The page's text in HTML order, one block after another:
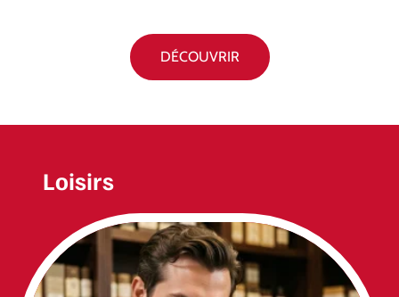
DÉCOUVRIR
Loisirs